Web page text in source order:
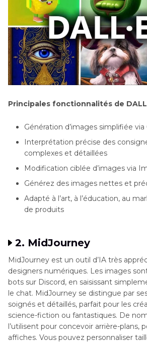
Principales fonctionnalités de
Génération d’images simplifiée via
Interprétation précise des
complexes et détaillées
Modification ciblée d’images via
Générez des images nettes et
Adapté à l’art, à l’éducation, au
de produits
2. MidJourney
MidJourney est un outil d’IA très
designers numériques. Les images
bots sur Discord, en saisissant
le chat. MidJourney se distingue par
soignés et détaillés, parfait pour les
science-fiction ou fantastiques. De
l’utilisent pour concevoir arrière-plans,
affiches. Vous pouvez personnaliser